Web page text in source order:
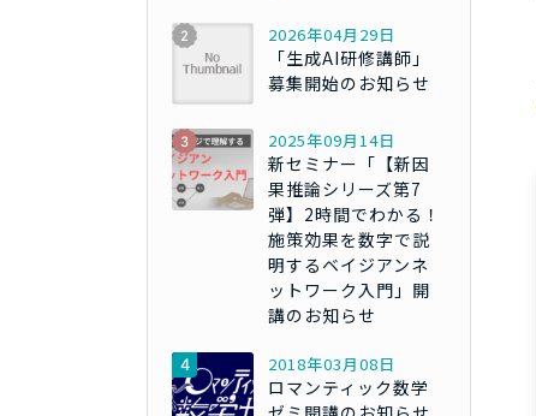
2026年04月29日
「生成AI研修講師」
募集開始のお知らせ
2025年09月14日
新セミナー「【新因
果推論シリーズ第7
弾】2時間でわかる！
施策効果を数字で説
明するベイジアンネ
ットワーク入門」開
講のお知らせ
2018年03月08日
ロマンティック数学